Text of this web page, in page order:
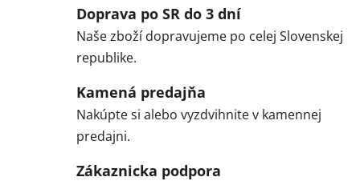
Doprava po SR do 3 dní
Naše zboží dopravujeme po celej Slovenskej
republike.
Kamená predajňa
Nakúpte si alebo vyzdvihnite v kamennej
predajni.
Zákaznicka podpora